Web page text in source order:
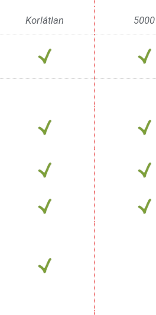
Korlátlan 5000